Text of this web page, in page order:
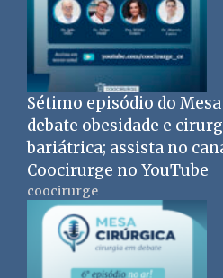
Sétimo episódio do
debate obesidade e
bariátrica; assista no
Coocirurge no YouTube
coocirurge